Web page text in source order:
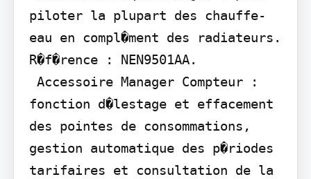
piloter la plupart des chauffe-
eau en compl�ment des radiateurs.
R�f�rence : NEN9501AA.
fonction d�lestage et effacement
des pointes de consommations,
gestion automatique des p�riodes
tarifaires et consultation de la